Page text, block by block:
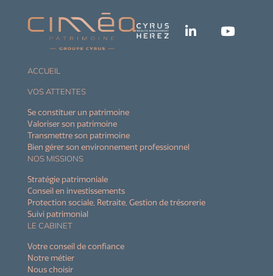
ACCUEIL
VOS ATTENTES
Se constituer un patrimoine
Valoriser son patrimoine
Transmettre son patrimoine
Bien gérer son environnement professionnel
NOS MISSIONS
Stratégie patrimoniale
Conseil en investissements
Protection sociale, Retraite, Gestion de trésorerie
Suivi patrimonial
LE CABINET
Votre conseil de confiance
Notre métier
Nous choisir